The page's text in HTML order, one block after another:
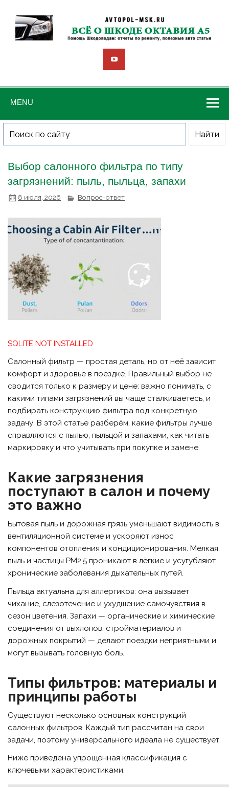
MENU
Выбор салонного фильтра по типу
загрязнений: пыль, пыльца, запахи
8 июля, 2026 Вопрос-ответ
SQLITE NOT INSTALLED
Салонный фильтр — простая деталь, но от неё зависит
комфорт и здоровье в поездке. Правильный выбор не
сводится только к размеру и цене: важно понимать, с
какими типами загрязнений вы чаще сталкиваетесь, и
подбирать конструкцию фильтра под конкретную
задачу. В этой статье разберём, какие фильтры лучше
справляются с пылью, пыльцой и запахами, как читать
маркировку и что учитывать при покупке и замене.
Какие загрязнения
поступают в салон и почему
это важно
Бытовая пыль и дорожная грязь уменьшают видимость в
вентиляционной системе и ускоряют износ
компонентов отопления и кондиционирования. Мелкая
пыль и частицы PM2.5 проникают в лёгкие и усугубляют
хронические заболевания дыхательных путей.
Пыльца актуальна для аллергиков: она вызывает
чихание, слезотечение и ухудшение самочувствия в
сезон цветения. Запахи — органические и химические
соединения от выхлопов, стройматериалов и
дорожных покрытий — делают поездки неприятными и
могут вызывать головную боль.
Типы фильтров: материалы и
принципы работы
Существуют несколько основных конструкций
салонных фильтров. Каждый тип рассчитан на свои
задачи, поэтому универсального идеала не существует.
Ниже приведена упрощённая классификация с
ключевыми характеристиками.